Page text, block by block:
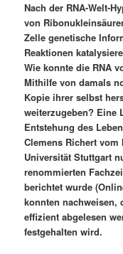
Nach der RNA-Welt-
von
Zelle genetische
Reaktionen
Wie konnte die RNA
Mithilfe von damals
Kopie ihrer selbst
weiterzugeben? Eine
Entstehung des
Clemens Richert
Universität Stuttgart
renommierten
berichtet wurde
konnten nachweisen,
effizient abgelesen
festgehalten wird.